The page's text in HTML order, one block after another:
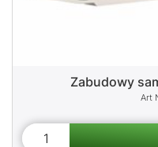
Zabudowy